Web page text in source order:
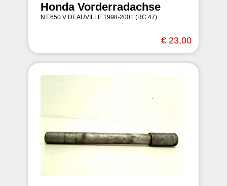
Honda Vorderradachse
NT 650 V DEAUVILLE 1998-2001 (RC 47)
€ 23,00